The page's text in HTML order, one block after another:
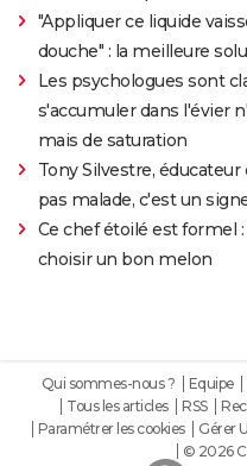
"Appliquer ce liquide
douche" : la meilleure
Les psychologues sont
s'accumuler dans l'évier
mais de saturation
Tony Silvestre,
pas malade, c'est un
Ce chef étoilé est formel
choisir un bon melon
Qui sommes-nous ? Equipe
Tous les articles
RSS
Paramétrer les cookies
Gérer
© 2026